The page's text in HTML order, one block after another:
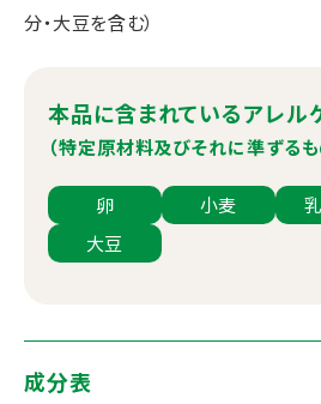
分・大豆を含む）
本品に含まれているアレル
（特定原材料及びそれに準ずるも
卵 小麦
大豆
成分表